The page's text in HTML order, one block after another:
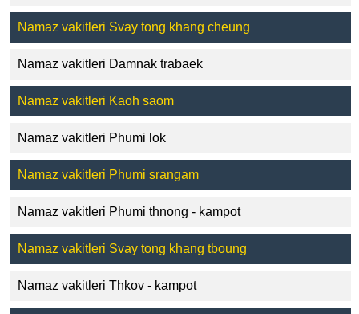
Namaz vakitleri Svay tong khang cheung
Namaz vakitleri Damnak trabaek
Namaz vakitleri Kaoh saom
Namaz vakitleri Phumi lok
Namaz vakitleri Phumi srangam
Namaz vakitleri Phumi thnong - kampot
Namaz vakitleri Svay tong khang tboung
Namaz vakitleri Thkov - kampot